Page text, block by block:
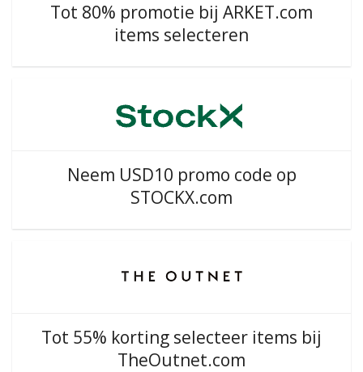
Tot 80% promotie bij ARKET.com
items selecteren
Neem USD10 promo code op
STOCKX.com
Tot 55% korting selecteer items bij
TheOutnet.com